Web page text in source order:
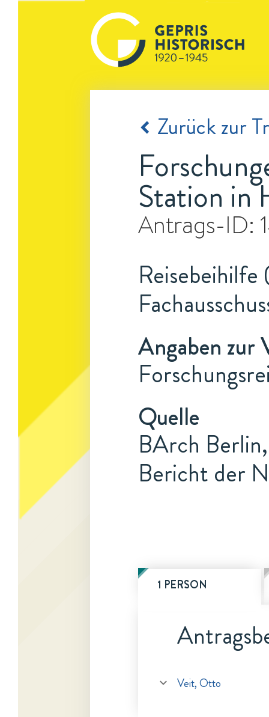
Zurück zur
Station in
Antrags-ID:
Angaben zur
Quelle
BArch
Bericht der
1 PERSON
Veit, Otto